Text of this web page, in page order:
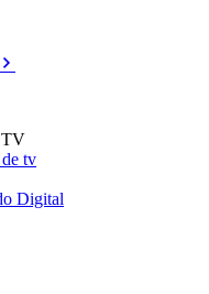
TV
tv
Digital